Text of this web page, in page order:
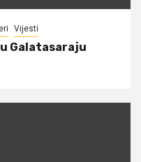
Vijesti
Galatasaraju